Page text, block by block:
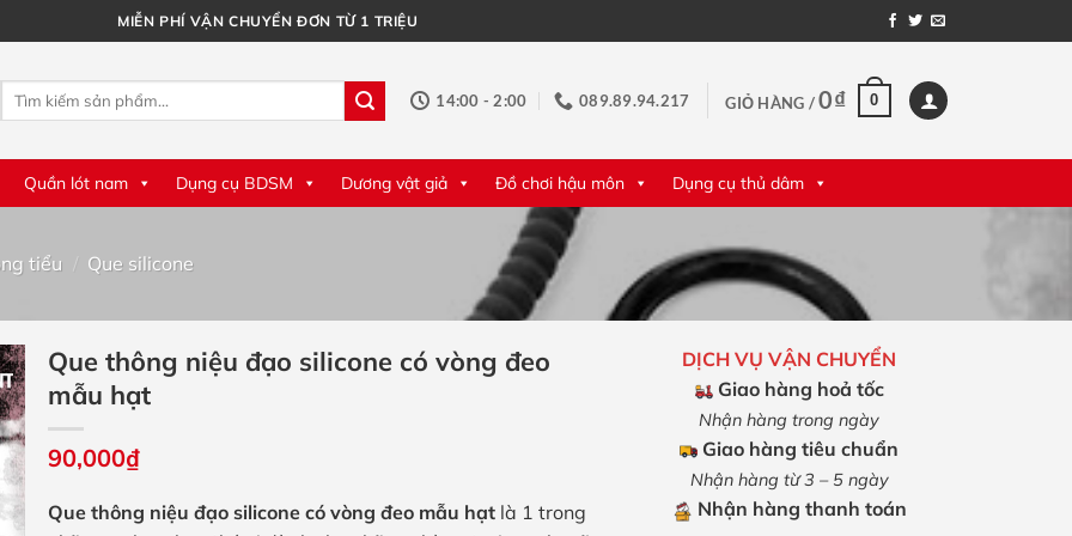
MIỄN PHÍ VẬN CHUYỂN ĐƠN TỪ 1 TRIỆU
Tìm
14:00 - 2:00 089.89.94.217 GIỎ HÀNG /0₫ 0
Quần lót nam Dụng cụ BDSM Dương vật giả Đồ chơi hậu môn Dụng cụ thủ dâm
tiểu / Que silicone
Que thông niệu đạo silicone có vòng đeo
mẫu hạt
90,000₫
Que thông niệu đạo silicone có vòng đeo mẫu hạt là 1 trong
DỊCH VỤ VẬN CHUYỂN
Giao hàng hoả tốc
Nhận hàng trong ngày
Giao hàng tiêu chuẩn
Nhận hàng từ 3 – 5 ngày
Nhận hàng thanh toán